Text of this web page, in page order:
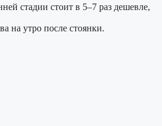
стадии стоит в 5–7 раз дешевле,
на утро после стоянки.